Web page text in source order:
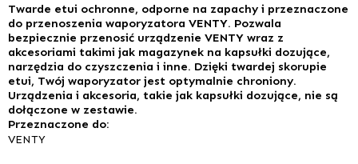
Twarde etui ochronne, odporne na zapachy i przeznaczone
do przenoszenia waporyzatora VENTY. Pozwala
bezpiecznie przenosić urządzenie VENTY wraz z
akcesoriami takimi jak magazynek na kapsułki dozujące,
narzędzia do czyszczenia i inne. Dzięki twardej skorupie
etui, Twój waporyzator jest optymalnie chroniony.
Urządzenia i akcesoria, takie jak kapsułki dozujące, nie są
dołączone w zestawie.
Przeznaczone do:
VENTY